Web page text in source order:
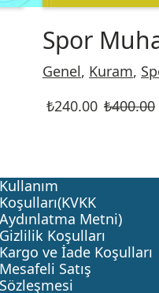
Spor
Genel, Kuram,
₺400.00
₺240.00
Kullanım
Koşulları(KVKK
Aydınlatma Metni)
Gizlilik Koşulları
Kargo ve İade Koşulları
Mesafeli Satış
Sözleşmesi